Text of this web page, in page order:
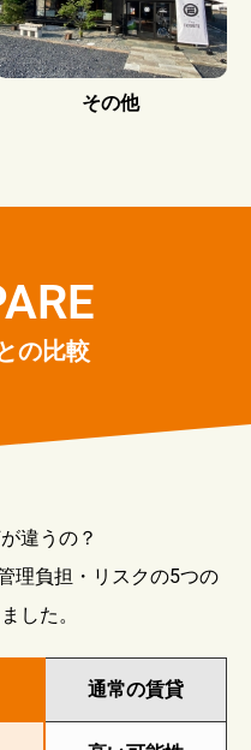
その他
の比較
違うの？
理負担・リスクの5つの
した。
通常の賃貸